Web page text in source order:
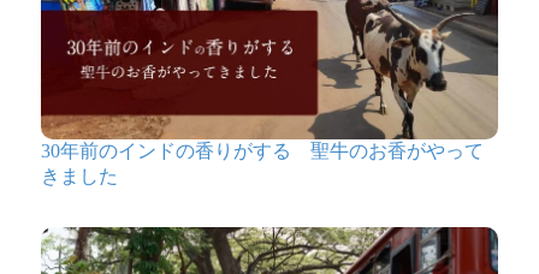
30年前のインドの香りがする 聖牛のお香がやって
きました